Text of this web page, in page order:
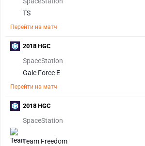
TS
Перейти на матч
SpaceStation
Gale Force E
Перейти на матч
2018 HGC
SpaceStation
Team Freedom
2018 HGC